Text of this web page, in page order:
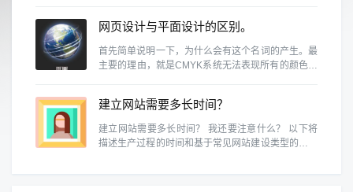
网页设计与平面设计的区别。
首先简单说明一下，为什么会有这个名词的产生。最
主要的理由，就是CMYK系统无法表现所有的颜色。
建立网站需要多长时间？
建立网站需要多长时间？ 我还要注意什么？ 以下将
描述生产过程的时间和基于常见网站建设类型的预防